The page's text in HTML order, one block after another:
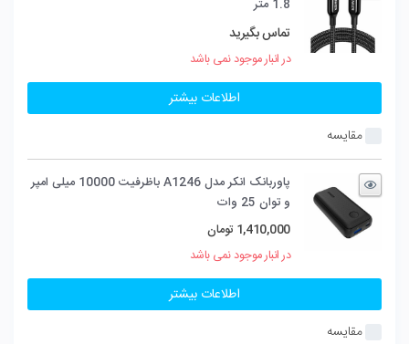
1.8 متر
تماس بگیرید
در انبار موجود نمی باشد
اطلاعات بیشتر
مقایسه
پاوربانک انکر مدل A1246 باظرفیت 10000 میلی امپر
و توان 25 وات
1,410,000 تومان
در انبار موجود نمی باشد
اطلاعات بیشتر
مقایسه